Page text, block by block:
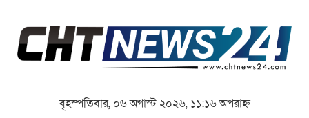
বৃহস্পতিবার, ০৬ অগাস্ট ২০২৬, ১১:১৬ অপরাহ্ন